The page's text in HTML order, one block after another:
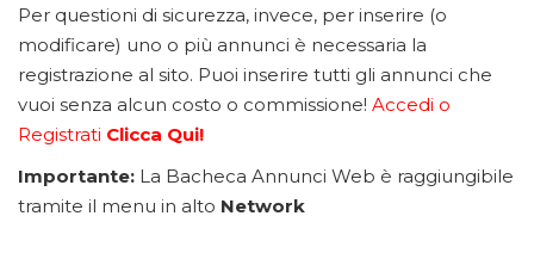
Per questioni di sicurezza, invece, per inserire (o
modificare) uno o più annunci è necessaria la
registrazione al sito. Puoi inserire tutti gli annunci che
vuoi senza alcun costo o commissione! Accedi o
Registrati Clicca Qui!
Importante: La Bacheca Annunci Web è raggiungibile
tramite il menu in alto Network